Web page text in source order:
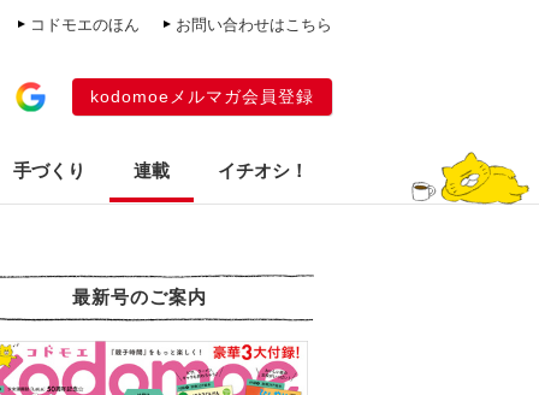
コドモエのほん お問い合わせはこちら
kodomoeメルマガ会員登録
手づくり 連載 イチオシ！
最新号のご案内